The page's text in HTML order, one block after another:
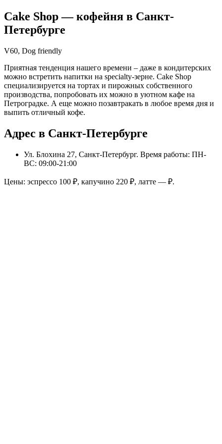
Cake Shop— кофейня в Санкт-
Петербурге
V60, Dog friendly
Приятная тенденция нашего времени – даже в кондитерских
можно встретить напитки на specialty-зерне. Cake Shop
специализируется на тортах и пирожных собственного
производства, попробовать их можно в уютном кафе на
Петроградке. А еще можно позавтракать в любое время дня и
выпить отличный кофе.
Адрес в Санкт-Петербурге
Ул. Блохина 27, Санкт-Петербург. Время работы: ПН-
ВС: 09:00-21:00
Цены: эспрессо 100 ₽, капучино 220 ₽, латте — ₽.